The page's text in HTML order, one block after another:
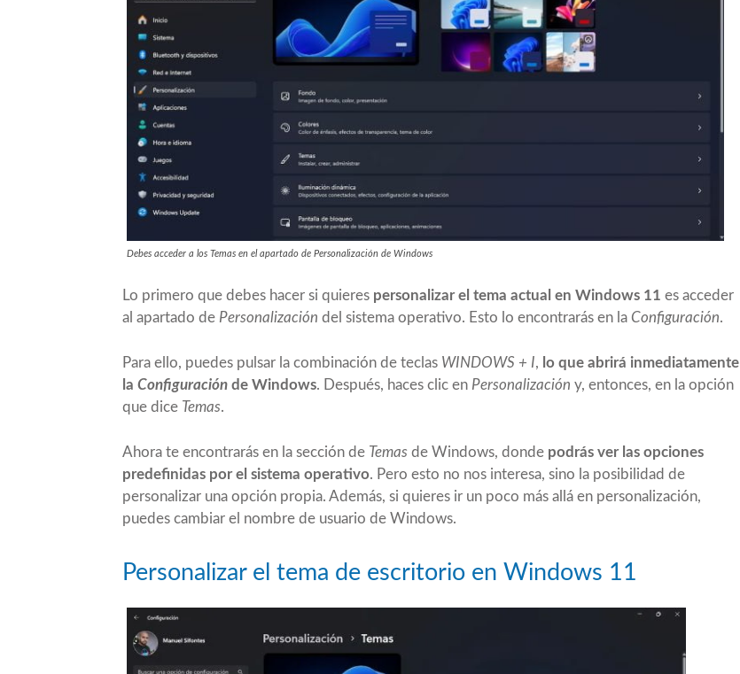
Debes acceder a los Temas en el apartado de Personalización de Windows
Lo primero que debes hacer si quieres personalizar el tema actual en Windows 11 es acceder
al apartado de Personalización del sistema operativo. Esto lo encontrarás en la Configuración.
Para ello, puedes pulsar la combinación de teclas WINDOWS + I, lo que abrirá inmediatamente
la Configuración de Windows. Después, haces clic en Personalización y, entonces, en la opción
que dice Temas.
Ahora te encontrarás en la sección de Temas de Windows, donde podrás ver las opciones
predefinidas por el sistema operativo. Pero esto no nos interesa, sino la posibilidad de
personalizar una opción propia. Además, si quieres ir un poco más allá en personalización,
puedes cambiar el nombre de usuario de Windows.
Personalizar el tema de escritorio en Windows 11